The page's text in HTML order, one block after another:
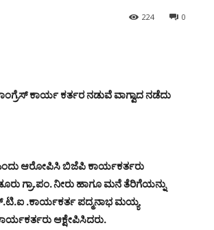
0
224
ಕಾರ್ಯ ಕರ್ತರ ನಡುವೆ ವಾಗ್ವಾದ ನಡೆದು
ಆರೋಪಿಸಿ ಬಿಜೆಪಿ ಕಾರ್ಯಕರ್ತರು
ಗ್ರಾ.ಪಂ. ನೀರು ಹಾಗೂ ಮನೆ ತೆರಿಗೆಯನ್ನು
.ಕಾರ್ಯಕರ್ತ ಪದ್ಮನಾಭ ಮಯ್ಯ
ಆಕ್ಷೇಪಿಸಿದರು.